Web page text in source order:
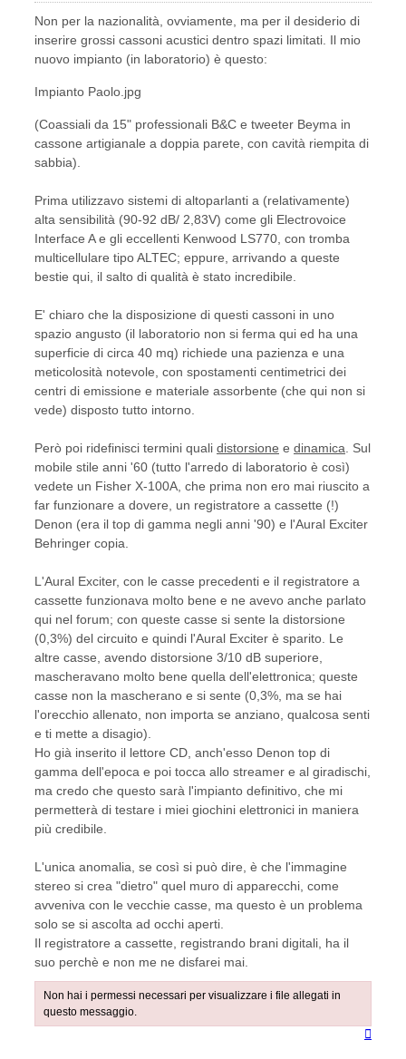
Non per la nazionalità, ovviamente, ma per il desiderio di
inserire grossi cassoni acustici dentro spazi limitati. Il mio
nuovo impianto (in laboratorio) è questo:
Impianto Paolo.jpg
(Coassiali da 15" professionali B&C e tweeter Beyma in
cassone artigianale a doppia parete, con cavità riempita di
sabbia).
Prima utilizzavo sistemi di altoparlanti a (relativamente)
alta sensibilità (90-92 dB/ 2,83V) come gli Electrovoice
Interface A e gli eccellenti Kenwood LS770, con tromba
multicellulare tipo ALTEC; eppure, arrivando a queste
bestie qui, il salto di qualità è stato incredibile.
E' chiaro che la disposizione di questi cassoni in uno
spazio angusto (il laboratorio non si ferma qui ed ha una
superficie di circa 40 mq) richiede una pazienza e una
meticolosità notevole, con spostamenti centimetrici dei
centri di emissione e materiale assorbente (che qui non si
vede) disposto tutto intorno.
Però poi ridefinisci termini quali distorsione e dinamica . Sul
mobile stile anni '60 (tutto l'arredo di laboratorio è così)
vedete un Fisher X-100A, che prima non ero mai riuscito a
far funzionare a dovere, un registratore a cassette (!)
Denon (era il top di gamma negli anni '90) e l'Aural Exciter
Behringer copia.
L'Aural Exciter, con le casse precedenti e il registratore a
cassette funzionava molto bene e ne avevo anche parlato
qui nel forum; con queste casse si sente la distorsione
(0,3%) del circuito e quindi l'Aural Exciter è sparito. Le
altre casse, avendo distorsione 3/10 dB superiore,
mascheravano molto bene quella dell'elettronica; queste
casse non la mascherano e si sente (0,3%, ma se hai
l'orecchio allenato, non importa se anziano, qualcosa senti
e ti mette a disagio).
Ho già inserito il lettore CD, anch'esso Denon top di
gamma dell'epoca e poi tocca allo streamer e al giradischi,
ma credo che questo sarà l'impianto definitivo, che mi
permetterà di testare i miei giochini elettronici in maniera
più credibile.
L'unica anomalia, se così si può dire, è che l'immagine
stereo si crea "dietro" quel muro di apparecchi, come
avveniva con le vecchie casse, ma questo è un problema
solo se si ascolta ad occhi aperti.
Il registratore a cassette, registrando brani digitali, ha il
suo perchè e non me ne disfarei mai.
Non hai i permessi necessari per visualizzare i file allegati in
questo messaggio.
Top